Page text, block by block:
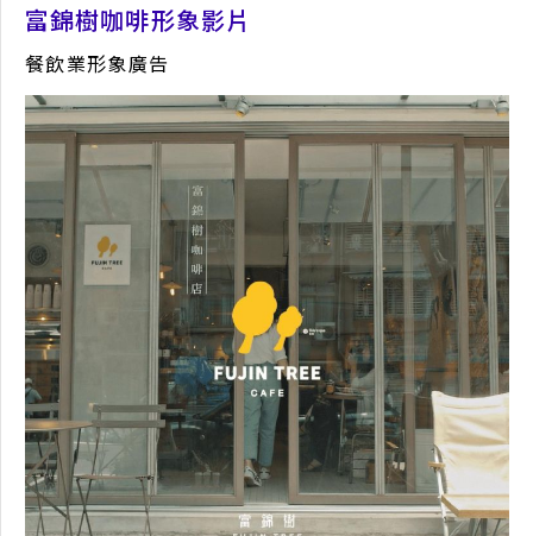
富錦樹咖啡形象影片
餐飲業形象廣告